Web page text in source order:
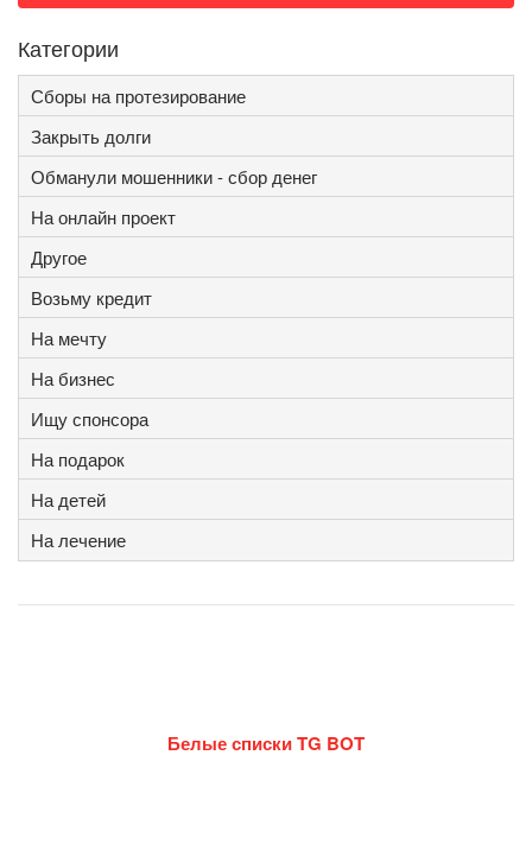
Категории
Сборы на протезирование
Закрыть долги
Обманули мошенники - сбор денег
На онлайн проект
Другое
Возьму кредит
На мечту
На бизнес
Ищу спонсора
На подарок
На детей
На лечение
Белые списки TG BOT